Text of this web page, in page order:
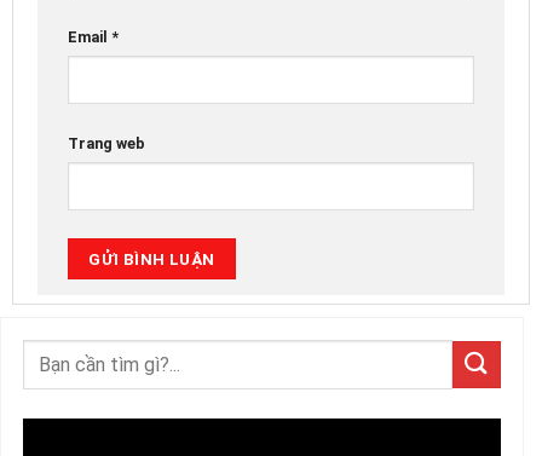
Email *
Trang web